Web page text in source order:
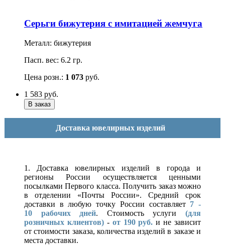
Серьги бижутерия с имитацией жемчуга
Металл: бижутерия
Пасп. вес: 6.2 гр.
Цена розн.: 1 073 руб.
1 583 руб.
Доставка ювелирных изделий
1. Доставка ювелирных изделий в города и
регионы России осуществляется ценными
посылками Первого класса. Получить заказ можно
в отделении «Почты России». Средний срок
доставки в любую точку России составляет 7 -
10 рабочих дней. Стоимость услуги(для
розничных клиентов)- от 190 руб. и не зависит
от стоимости заказа, количества изделий в заказе и
места доставки.